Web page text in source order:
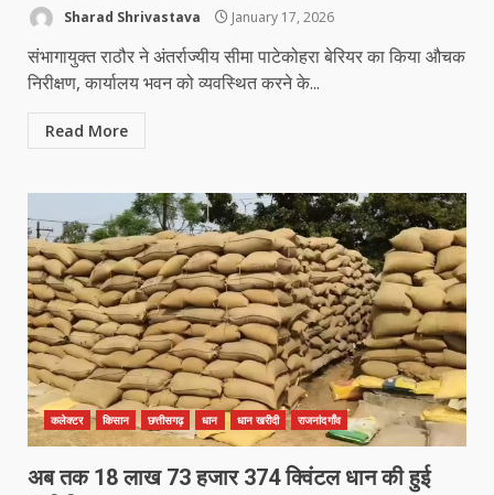
Sharad Shrivastava January 17, 2026
संभागायुक्त राठौर ने अंतर्राज्यीय सीमा पाटेकोहरा बेरियर का किया औचक
निरीक्षण, कार्यालय भवन को व्यवस्थित करने के...
Read More
कलेक्टर किसान छत्तीसगढ़ धान धान खरीदी राजनांदगाँव
अब तक 18 लाख 73 हजार 374 क्विंटल धान की हुई